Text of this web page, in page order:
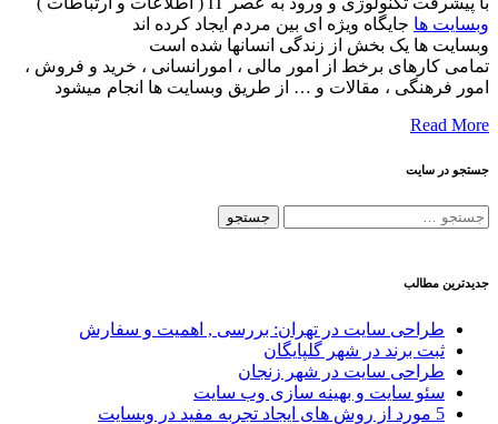
وبسایت ها جایگاه ویژه ای بین مردم ایجاد کرده اند
وبسایت ها یک بخش از زندگی انسانها شده است
تمامی کارهای برخط از امور مالی ، امورانسانی ، خرید و فروش ،
امور فرهنگی ، مقالات و … از طریق وبسایت ها انجام میشود
Read More
جستجو در سایت
جستجو
جدیدترین مطالب
طراحی سایت در تهران: بررسی , اهمیت و سفارش
ثبت برند در شهر گلپایگان
طراحی سایت در شهر زنجان
سئو سایت و بهینه سازی وب سایت
5 مورد از روش های ایجاد تجربه مفید در وبسایت